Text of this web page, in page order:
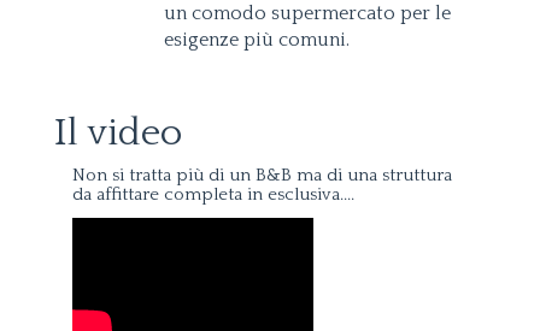
un comodo supermercato per le
esigenze più comuni.
Il video
Non si tratta più di un B&B ma di una struttura
da affittare completa in esclusiva....